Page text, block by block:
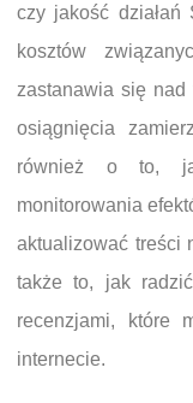
czy jakość działań
kosztów
zastanawia się
osiągnięcia
również o to,
monitorowania
aktualizować treści
także to, jak
recenzjami, które
internecie.